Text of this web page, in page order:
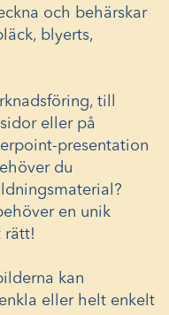
och behärskar
blyerts,
till
eller på
presentation
du
en unik
rätt!
kan
eller helt enkelt